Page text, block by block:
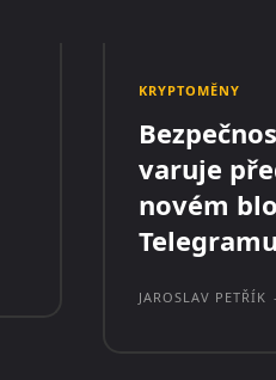
KRYPTOMĚNY
varuje
novém
Telegramu
JAROSLAV PETŘÍK -